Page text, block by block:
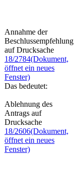
Annahme der
Beschlussempfehlung
auf Drucksache
18/2784(Dokument,
öffnet ein neues
Fenster)
Das bedeutet:
Ablehnung des
Antrags auf
Drucksache
18/2606(Dokument,
öffnet ein neues
Fenster)